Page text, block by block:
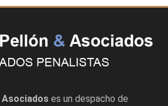
Asociados es un despacho de